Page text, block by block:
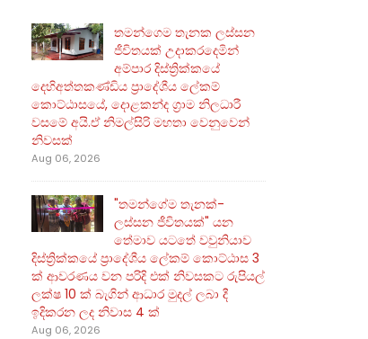
තමන්ගෙම තැනක ලස්සන
ජීවිතයක් උදාකරදෙමින්
අම්පාර දිස්ත්‍රික්කයේ
දෙහිඅත්තකණ්ඩිය ප්‍රාදේශීය ලේකම්
කොට්ඨාසයේ, දොළකන්ද ග්‍රාම නිලධාරී
වසමේ අයි.ඒ නිමල්සිරි මහතා වෙනුවෙන්
නිවසක්
Aug 06, 2026
"තමන්ගේම තැනක්-
ලස්සන ජීවිතයක්" යන
තේමාව යටතේ වවුනියාව
දිස්ත්‍රික්කයේ ප්‍රාදේශීය ලේකම් කොට්ඨාස 3
ක් ආවරණය වන පරිදි එක් නිවසකට රුපියල්
ලක්ෂ 10 ක් බැගින් ආධාර මුදල් ලබා දී
ඉදිකරන ලද නිවාස 4 ක්
Aug 06, 2026